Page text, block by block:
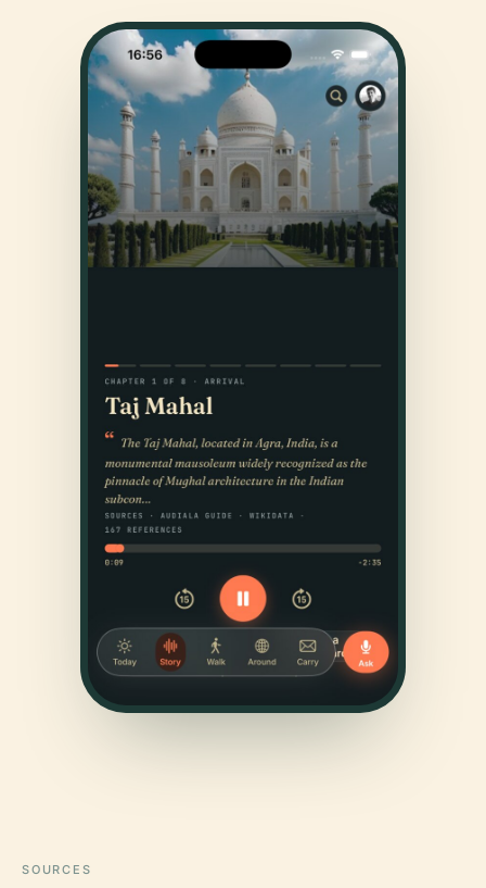
SOURCES